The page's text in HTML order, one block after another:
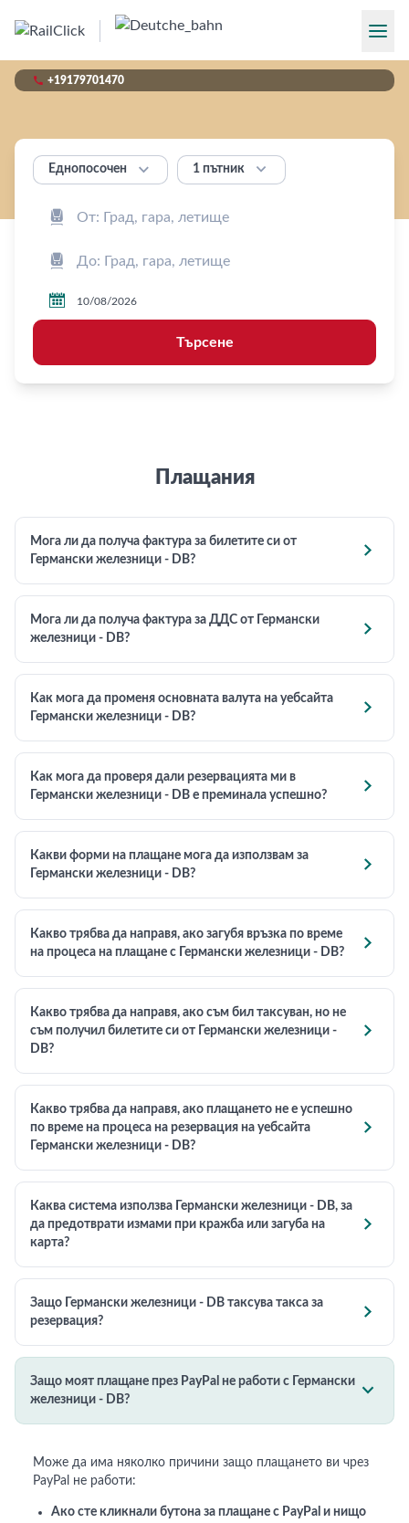
 +19179701470
Еднопосочен  1 пътник 



Търсене
Плащания
Мога ли да получа фактура за билетите си от
Германски железници - DB?

Мога ли да получа фактура за ДДС от Германски
железници - DB?

Как мога да променя основната валута на уебсайта
Германски железници - DB?

Как мога да проверя дали резервацията ми в
Германски железници - DB е преминала успешно?

Какви форми на плащане мога да използвам за
Германски железници - DB?

Какво трябва да направя, ако загубя връзка по време
на процеса на плащане с Германски железници - DB?

Какво трябва да направя, ако съм бил таксуван, но не
съм получил билетите си от Германски железници -
DB?

Какво трябва да направя, ако плащането не е успешно
по време на процеса на резервация на уебсайта
Германски железници - DB?

Каква система използва Германски железници - DB, за
да предотврати измами при кражба или загуба на
карта?

Защо Германски железници - DB таксува такса за
резервация?

Защо моят плащане през PayPal не работи с Германски
железници - DB?

Може да има няколко причини защо плащането ви чрез
PayPal не работи:
Ако сте кликнали бутона за плащане с PayPal и нищо